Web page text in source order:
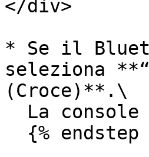
</div>
* Se il
seleziona
(Croce)**.\